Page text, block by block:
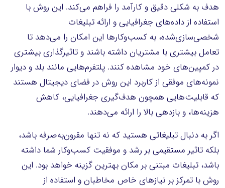
هدف به شکلی دقیق و کارآمد را فراهم می‌کند. این روش با
استفاده از داده‌های جغرافیایی و ارائه تبلیغات
شخصی‌سازی‌شده، به کسب‌وکارها این امکان را می‌دهد تا
تعامل بیشتری با مشتریان داشته باشند و تاثیرگذاری بیشتری
در کمپین‌های خود مشاهده کنند. پلتفرم‌هایی مانند بلد و دیوار
نمونه‌های موفقی از کاربرد این روش در فضای دیجیتال هستند
که قابلیت‌هایی همچون هدف‌گیری جغرافیایی، کاهش
هزینه‌ها، و بازدهی بالا را ارائه می‌دهند.
اگر به دنبال تبلیغاتی هستید که نه تنها مقرون‌به‌صرفه باشد،
بلکه تاثیر مستقیمی بر رشد و موفقیت کسب‌وکار شما داشته
باشد، تبلیغات مبتنی بر مکان بهترین گزینه خواهد بود. این
روش با تمرکز بر نیازهای خاص مخاطبان و استفاده از